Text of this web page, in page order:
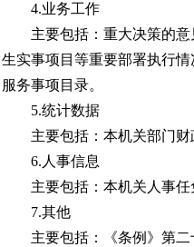
4.业务工作
主要包括：重大决策的
生实事项目等重要部署执行
服务事项目录。
5.统计数据
主要包括：本机关部门财
6.人事信息
主要包括：本机关人事任
7.其他
主要包括：《条例》第